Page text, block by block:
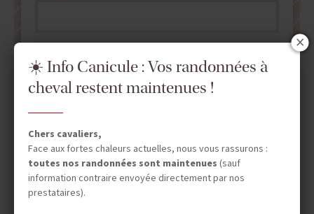
ENVOYER MA DEMANDE DE DEVIS
NB : les champs marqués d'un
☀️ Info Canicule : Vos randonnées à
cheval restent maintenues !
Chers cavaliers,
Face aux fortes chaleurs actuelles, nous vous rassurons :
toutes nos randonnées sont maintenues (sauf
information contraire envoyée directement par nos
prestataires).